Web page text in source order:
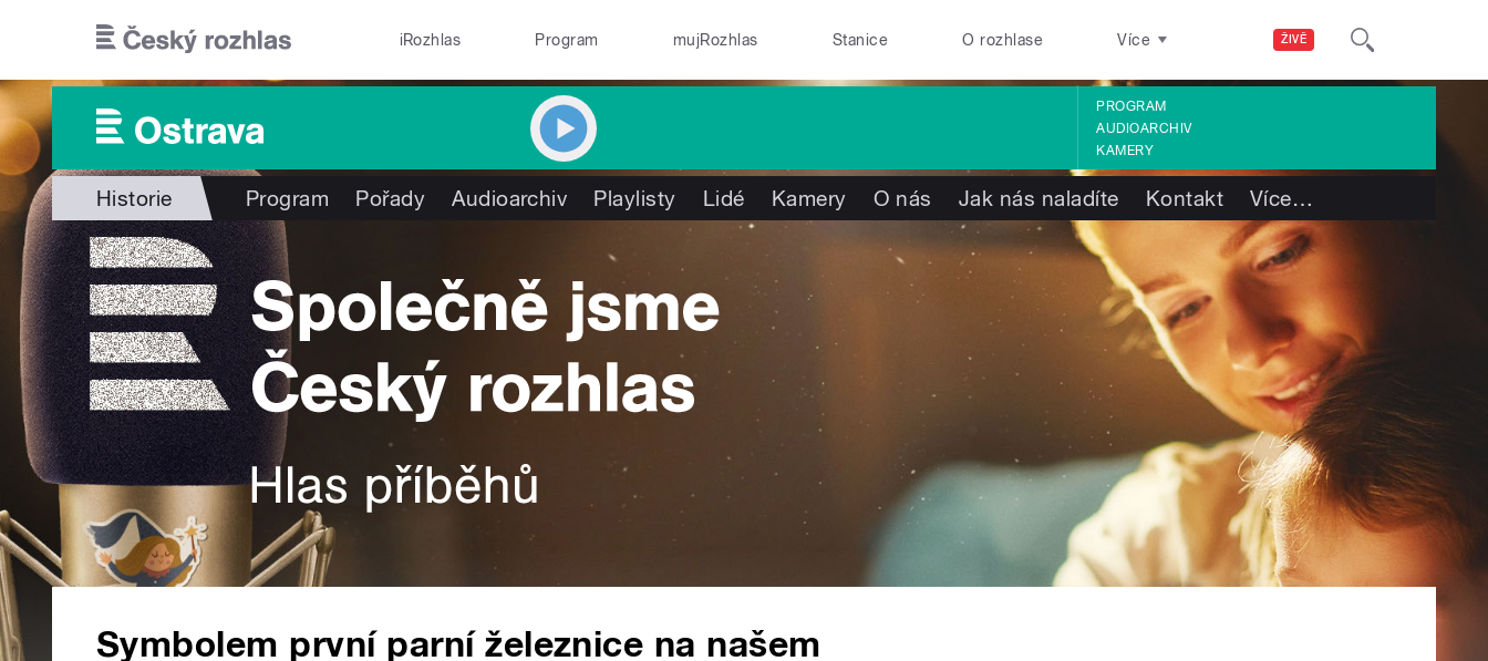
ŽIVĚ
iRozhlas Program mujRozhlas Stanice O rozhlase Více
PROGRAM
AUDIOARCHIV
KAMERY
Historie Program Pořady Audioarchiv Playlisty Lidé Kamery O nás Jak nás naladíte Kontakt Více…
Symbolem první parní železnice na našem